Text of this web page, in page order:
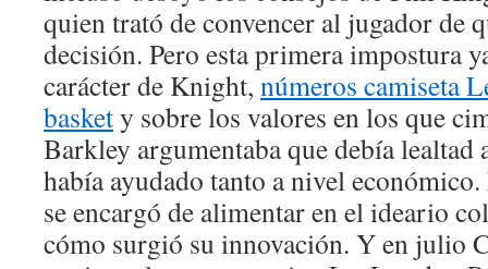
quien trató de convencer al jugador de
decisión. Pero esta primera impostura
carácter de Knight, números camiseta
baskety sobre los valores en los que
Barkley argumentaba que debía lealtad
había ayudado tanto a nivel
se encargó de alimentar en el ideario
cómo surgió su innovación. Y en julio